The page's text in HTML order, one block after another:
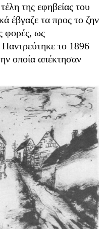
της εφηβείας του
έβγαζε τα προς το ζην
φορές, ως
Παντρεύτηκε το 1896
οποία απέκτησαν